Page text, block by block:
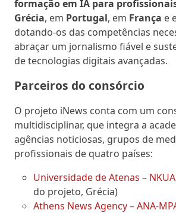
formação em IA para
Grécia, em Portugal, em França e
dotando-os das competências
abraçar um jornalismo fiável e
de tecnologias digitais avançadas.
Parceiros do consórcio
O projeto iNews conta com um
multidisciplinar, que integra a
agências noticiosas, grupos de
profissionais de quatro países:
Universidade de Atenas – NKUA
do projeto, Grécia)
Athens News Agency – ANA-